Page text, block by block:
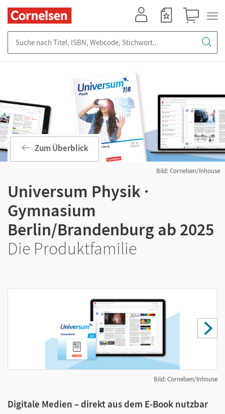
Bild: Cornelsen/Inhouse
Zum Überblick
Universum Physik ·
Gymnasium
Berlin/Brandenburg ab 2025
Die Produktfamilie
Bild: Cornelsen/Inhouse
Digitale Medien – direkt aus dem E-Book nutzbar